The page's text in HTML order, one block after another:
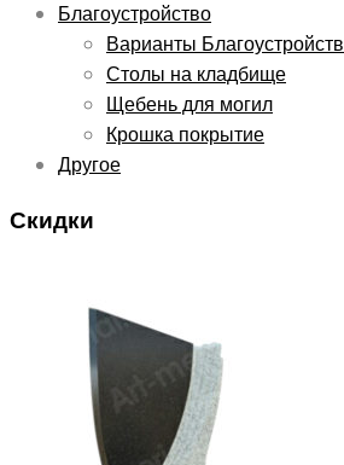
Благоустройство
Варианты
Столы на кладбище
Щебень для могил
Крошка покрытие
Другое
Скидки